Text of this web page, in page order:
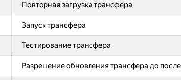
Повторная загрузка трансфера
Запуск трансфера
Тестирование трансфера
Разрешение обновления трансфера до